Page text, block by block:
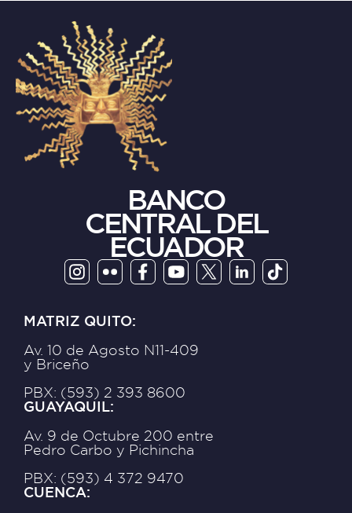
BANCO
CENTRAL DEL
ECUADOR
MATRIZ QUITO:
Av. 10 de Agosto N11-409
y Briceño
PBX: (593) 2 393 8600
GUAYAQUIL:
Av. 9 de Octubre 200 entre
Pedro Carbo y Pichincha
PBX: (593) 4 372 9470
CUENCA: